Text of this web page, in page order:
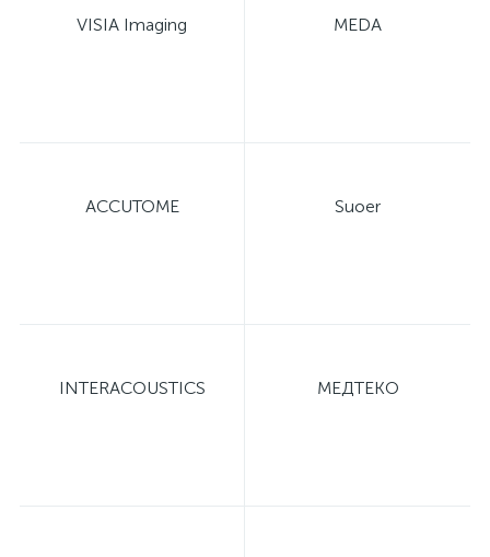
VISIA Imaging MEDA
ACCUTOME Suoer
INTERACOUSTICS МЕДТЕКО